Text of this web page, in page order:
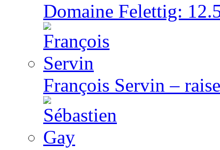
Domaine Felettig:
François Servin –